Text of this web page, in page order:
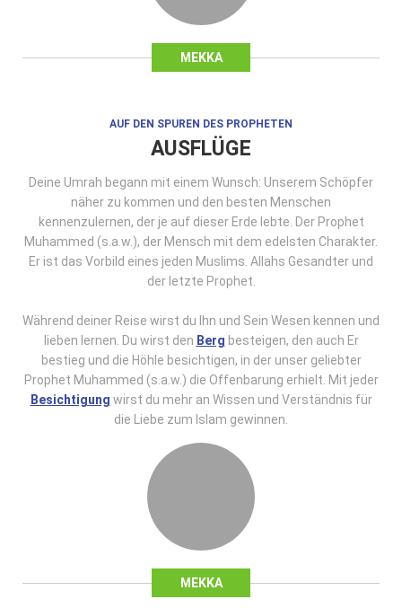
MEKKA
MEKKA
AUF DEN SPUREN DES PROPHETEN
AUSFLÜGE
Deine Umrah begann mit einem Wunsch: Unserem Schöpfer
näher zu kommen und den besten Menschen
kennenzulernen, der je auf dieser Erde lebte. Der Prophet
Muhammed (s.a.w.), der Mensch mit dem edelsten Charakter.
Er ist das Vorbild eines jeden Muslims. Allahs Gesandter und
der letzte Prophet.
Während deiner Reise wirst du Ihn und Sein Wesen kennen und
lieben lernen. Du wirst den Berg besteigen, den auch Er
bestieg und die Höhle besichtigen, in der unser geliebter
Prophet Muhammed (s.a.w.) die Offenbarung erhielt. Mit jeder
Besichtigung wirst du mehr an Wissen und Verständnis für
die Liebe zum Islam gewinnen.